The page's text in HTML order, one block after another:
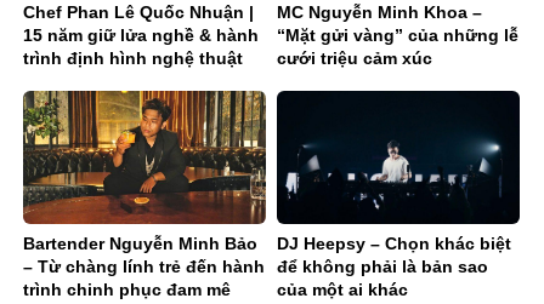
Chef Phan Lê Quốc Nhuận |
15 năm giữ lửa nghề & hành
trình định hình nghệ thuật
MC Nguyễn Minh Khoa –
“Mặt gửi vàng” của những lễ
cưới triệu cảm xúc
Bartender Nguyễn Minh Bảo
– Từ chàng lính trẻ đến hành
trình chinh phục đam mê
DJ Heepsy – Chọn khác biệt
để không phải là bản sao
của một ai khác